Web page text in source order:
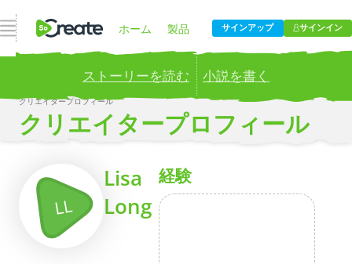
ナビゲーションを開く ホーム 製品
価格設定 ブログ
会社
サインアップ サインイン
ストーリーを読む 小説を書く
Publish your stories to a global audience. Try it now!
クリエイタープロフィール
クリエイタープロフィール
LL
Lisa
Long
経験